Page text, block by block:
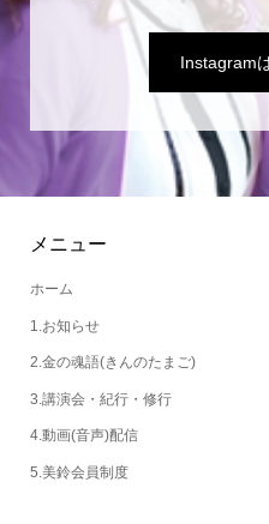
Instagram
メニュー
ホーム
1.お知らせ
2.金の魂語(きんのたまご)
3.講演会・紀行・修行
4.動画(音声)配信
5.美鈴会員制度